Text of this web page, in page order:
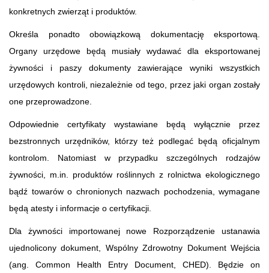
konkretnych zwierząt i produktów.
Określa ponadto obowiązkową dokumentację eksportową.
Organy urzędowe będą musiały wydawać dla eksportowanej
żywności i paszy dokumenty zawierające wyniki wszystkich
urzędowych kontroli, niezależnie od tego, przez jaki organ zostały
one przeprowadzone.
Odpowiednie certyfikaty wystawiane będą wyłącznie przez
bezstronnych urzędników, którzy też podlegać będą oficjalnym
kontrolom. Natomiast w przypadku szczególnych rodzajów
żywności, m.in. produktów roślinnych z rolnictwa ekologicznego
bądź towarów o chronionych nazwach pochodzenia, wymagane
będą atesty i informacje o certyfikacji.
Dla żywności importowanej nowe Rozporządzenie ustanawia
ujednolicony dokument, Wspólny Zdrowotny Dokument Wejścia
(ang. Common Health Entry Document, CHED). Będzie on